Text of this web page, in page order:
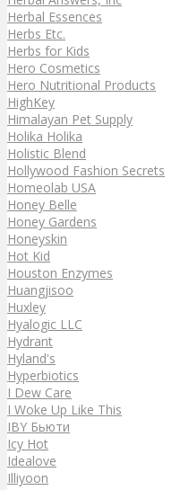
Herbal Essences
Herbs Etc.
Herbs for Kids
Hero Cosmetics
Hero Nutritional Products
HighKey
Himalayan Pet Supply
Holika Holika
Holistic Blend
Hollywood Fashion Secrets
Homeolab USA
Honey Belle
Honey Gardens
Honeyskin
Hot Kid
Houston Enzymes
Huangjisoo
Huxley
Hyalogic LLC
Hydrant
Hyland's
Hyperbiotics
I Dew Care
I Woke Up Like This
IBY Бьюти
Icy Hot
Idealove
Illiyoon